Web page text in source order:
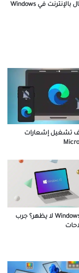
أثناء الاتصال بالإنترنت في Windows
تشغيل إشعارات
تحديث Windows 11 لا يظهر؟ جرب